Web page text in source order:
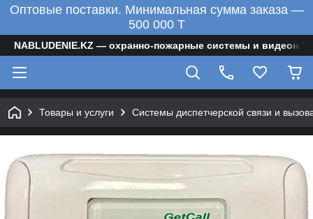
Оптовые поставки. Минимальная сумма заказа —
500 000 T
NABLUDENIE.KZ — охранно-пожарные системы и
Товары и услуги Системы диспетчерской связи и